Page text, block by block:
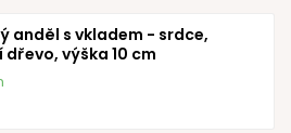
anděl s vkladem - srdce,
dřevo, výška 10 cm